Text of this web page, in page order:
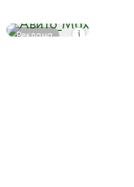
Реклама